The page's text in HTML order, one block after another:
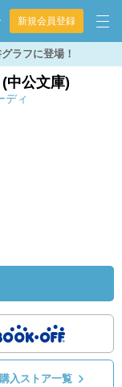
新規会員登録
ラフに登場！
中公文庫)
ディ
購入ストア一覧